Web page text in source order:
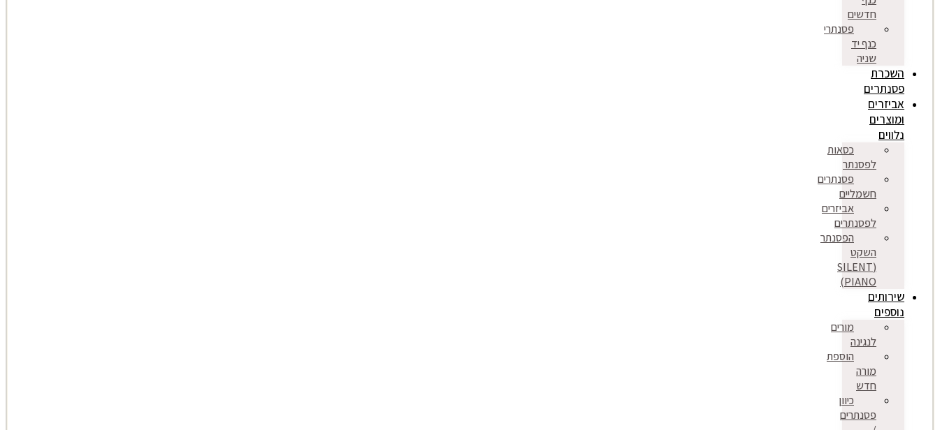
חדשים
פסנתרי
כנף יד
שניה
השכרת
פסנתרים
אביזרים
ומוצרים
נלווים
כסאות
לפסנתר
פסנתרים
חשמליים
אביזרים
לפסנתרים
הפסנתר
השקט
(SILENT
PIANO)
שירותים
נוספים
מורים
לנגינה
הוספת
מורה
חדש
כיוון
פסנתרים